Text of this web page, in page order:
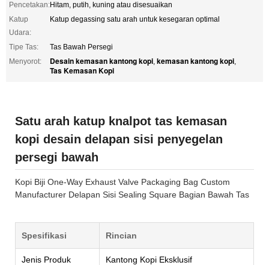
Pencetakan:Hitam, putih, kuning atau disesuaikan
Katup
Udara:
Katup degassing satu arah untuk kesegaran optimal
Tipe Tas:
Tas Bawah Persegi
Menyorot:
Desain kemasan kantong kopi, kemasan kantong kopi,
Tas Kemasan Kopi
Satu arah katup knalpot tas kemasan
kopi desain delapan sisi penyegelan
persegi bawah
Kopi Biji One-Way Exhaust Valve Packaging Bag Custom
Manufacturer Delapan Sisi Sealing Square Bagian Bawah Tas
Spesifikasi Rincian
Jenis Produk Kantong Kopi Eksklusif